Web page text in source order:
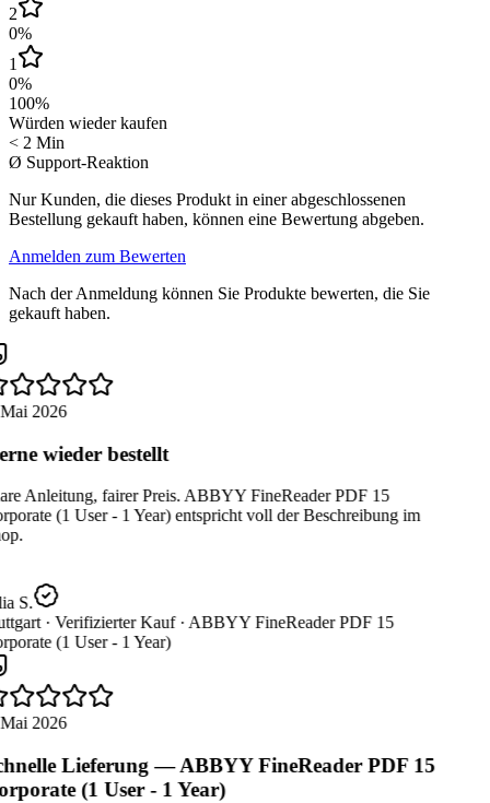
2
0%
1
0%
100%
Würden wieder kaufen
< 2 Min
Ø Support-Reaktion
Nur Kunden, die dieses Produkt in einer abgeschlossenen
Bestellung gekauft haben, können eine Bewertung abgeben.
Anmelden zum Bewerten
Nach der Anmeldung können Sie Produkte bewerten, die Sie
gekauft haben.
2026
wieder bestellt
Anleitung, fairer Preis. ABBYY FineReader PDF 15
(1 User - 1 Year) entspricht voll der Beschreibung im
S.
· Verifizierter Kauf ·ABBYY FineReader PDF 15
(1 User - 1 Year)
2026
Lieferung — ABBYY FineReader PDF 15
(1 User - 1 Year)